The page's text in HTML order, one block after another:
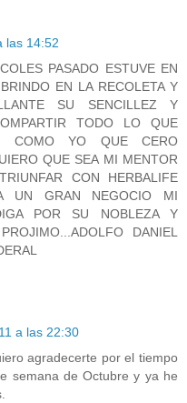
las 14:52
PASADO ESTUVE EN
EN LA RECOLETA Y
SU SENCILLEZ Y
TODO LO QUE
COMO YO QUE CERO
QUE SEA MI MENTOR
CON HERBALIFE
UN GRAN NEGOCIO MI
POR SU NOBLEZA Y
DANIEL
a las 22:30
agradecerte por el tiempo
semana de Octubre y ya he